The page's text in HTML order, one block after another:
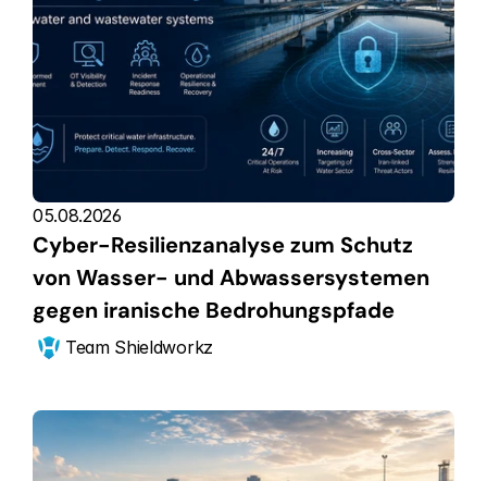
05.08.2026
Cyber-Resilienzanalyse zum Schutz
von Wasser- und Abwassersystemen
gegen iranische Bedrohungspfade
Team Shieldworkz